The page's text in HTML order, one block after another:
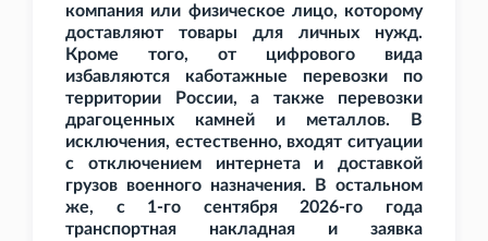
компания или физическое лицо, которому
доставляют товары для личных нужд.
Кроме того, от цифрового вида
избавляются каботажные перевозки по
территории России, а также перевозки
драгоценных камней и металлов. В
исключения, естественно, входят ситуации
с отключением интернета и доставкой
грузов военного назначения. В остальном
же, с 1-го сентября 2026-го года
транспортная накладная и заявка